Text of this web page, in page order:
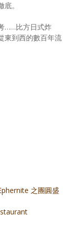
。
……比方日式炸
東到西的數百年流
之團圓盛